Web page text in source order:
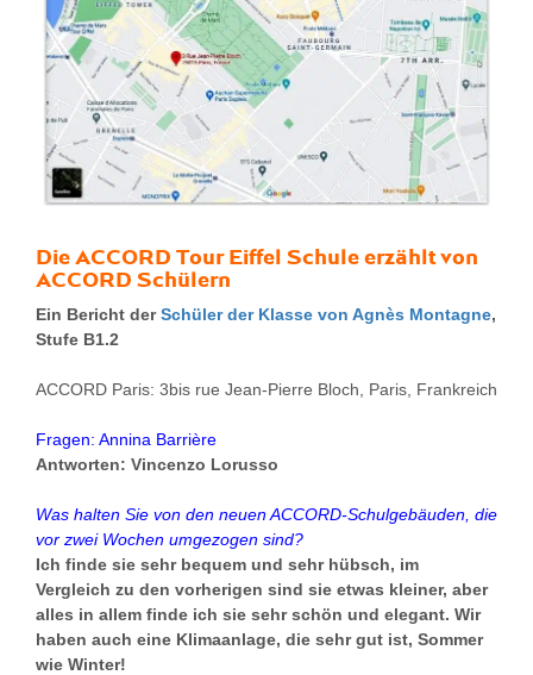
Die ACCORD Tour Eiffel Schule erzählt von
ACCORD Schülern
Ein Bericht derSchüler der Klasse von Agnès Montagne,
Stufe B1.2
ACCORD Paris: 3bis rue Jean-Pierre Bloch, Paris, Frankreich
Fragen: Annina Barrière
Antworten: Vincenzo Lorusso
Was halten Sie von den neuen ACCORD-Schulgebäuden, die
vor zwei Wochen umgezogen sind?
Ich finde sie sehr bequem und sehr hübsch, im
Vergleich zu den vorherigen sind sie etwas kleiner, aber
alles in allem finde ich sie sehr schön und elegant. Wir
haben auch eine Klimaanlage, die sehr gut ist, Sommer
wie Winter!